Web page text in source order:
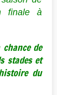
finale à
de
stades et
du